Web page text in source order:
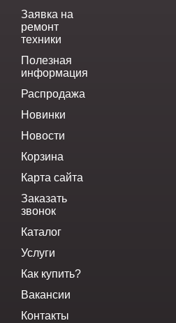
Заявка на
ремонт
техники
Полезная
информация
Распродажа
Новинки
Новости
Корзина
Карта сайта
Заказать
звонок
Каталог
Услуги
Как купить?
Вакансии
Контакты